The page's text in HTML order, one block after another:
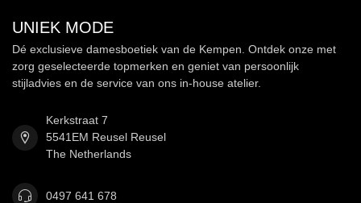
UNIEK MODE
Dé exclusieve damesboetiek van de Kempen. Ontdek onze met
zorg geselecteerde topmerken en geniet van persoonlijk
stijladvies en de service van ons in-house atelier.
Kerkstraat 7
5541EM Reusel Reusel
The Netherlands
0497 641 678